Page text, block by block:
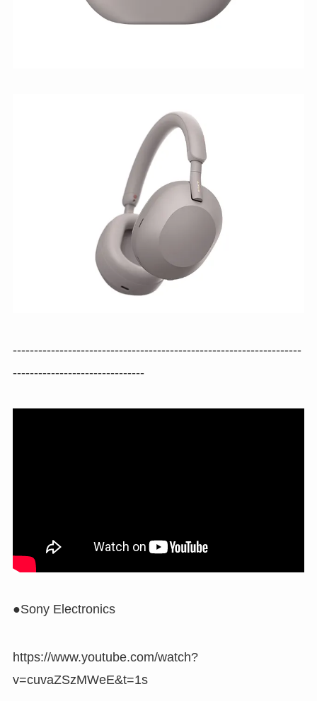
--------------------------------------------------------------------
-------------------------------
●Sony Electronics
https://www.youtube.com/watch?
v=cuvaZSzMWeE&t=1s